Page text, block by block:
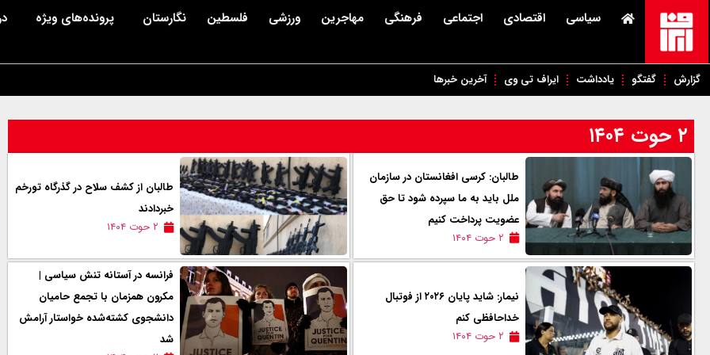
سیاسی اقتصادی اجتماعی فرهنگی مهاجرین ورزشی فلسطین نگارستان پرونده‌های ویژه
گزارش گفتگو یادداشت ایراف تی وی آخرین خبرها
۲ حوت ۱۴۰۴
طالبان: کرسی افغانستان در سازمان
ملل باید به ما سپرده شود تا حق
عضویت پرداخت کنیم
۲ حوت ۱۴۰۴
طالبان از کشف سلاح در گذرگاه تورخم
خبردادند
۲ حوت ۱۴۰۴
نیمار: شاید پایان ۲۰۲۶ از فوتبال
خداحافظی کنم
۲ حوت ۱۴۰۴
فرانسه در آستانه تنش سیاسی |
مکرون همزمان با تجمع حامیان
دانشجوی کشته‌شده خواستار آرامش
شد